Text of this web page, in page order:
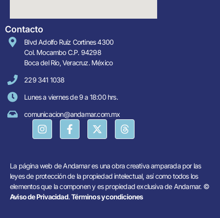
Contacto
Blvd Adolfo Ruíz Cortines 4300
Col. Mocambo C.P. 94298
Boca del Río, Veracruz. México
229 341 1038
Lunes a viernes de 9 a 18:00 hrs.
comunicacion@andamar.com.mx
La página web de Andamar es una obra creativa amparada por las
leyes de protección de la propiedad intelectual, así como todos los
elementos que la componen y es propiedad exclusiva de Andamar. ©
Aviso de Privacidad.Términos y condiciones